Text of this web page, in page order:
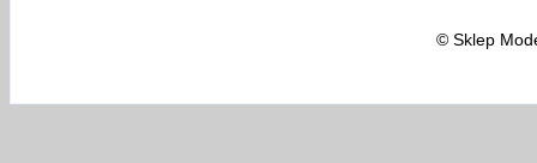
©Sklep